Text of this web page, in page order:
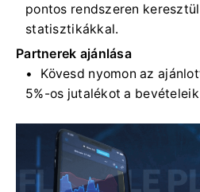
pontos rendszeren
statisztikákkal.
Partnerek ajánlása
Kövesd nyomon az
5%-os jutalékot a